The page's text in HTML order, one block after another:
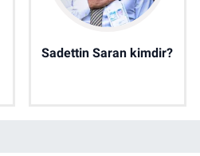
Sadettin Saran kimdir?